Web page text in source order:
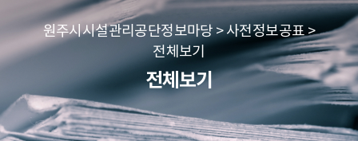
리
공
단
원주시시설관리공단정보마당 > 사전정보공표 >
전체보기
전체보기